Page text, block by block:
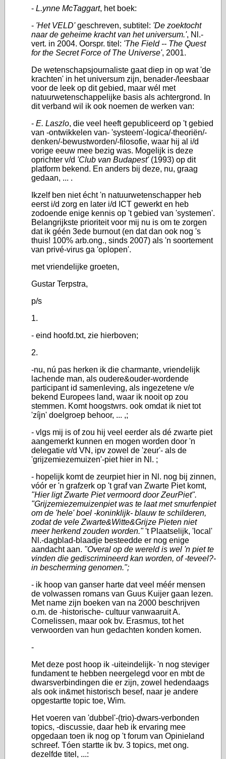
- L.ynne McTaggart, het boek:
- 'Het VELD'geschreven, subtitel: 'De zoektocht
naar de geheime kracht van het universum.', Nl.-
vert. in 2004. Oorspr. titel: 'The Field -- The Quest
for the Secret Force of The Universe', 2001.
De wetenschapsjournaliste gaat diep in op wat 'de
krachten' in het universum zijn, benader-/leesbaar
voor de leek op dit gebied, maar wél met
natuurwetenschappelijke basis als achtergrond. In
dit verband wil ik ook noemen de werken van:
- E. Laszlo, die veel heeft gepubliceerd op 't gebied
van -ontwikkelen van- 'systeem'-logica/-theoriën/-
denken/-bewustworden/-filosofie, waar hij al i/d
vorige eeuw mee bezig was. Mogelijk is deze
oprichter v/d 'Club van Budapest'(1993) op dit
platform bekend. En anders bij deze, nu, graag
gedaan, ... .
Ikzelf ben niet écht 'n natuurwetenschapper heb
eerst i/d zorg en later i/d ICT gewerkt en heb
zodoende enige kennis op 't gebied van 'systemen'.
Belangrijkste prioriteit voor mij nu is om te zorgen
dat ik géén 3ede burnout (en dat dan ook nog 's
thuis! 100% arb.ong., sinds 2007) als 'n soortement
van privé-virus ga 'oplopen'.
met vriendelijke groeten,
Gustar Terpstra,
p/s
1.
- eind hoofd.txt, zie hierboven;
2.
-nu, nú pas herken ik die charmante, vriendelijk
lachende man, als oudere&ouder-wordende
participant id samenleving, als ingezetene v/e
bekend Europees land, waar ik nooit op zou
stemmen. Komt hoogstwrs. ook omdat ik niet tot
'zíjn' doelgroep behoor, ... ,;
- vlgs mij is of zou hij veel eerder als dé zwarte piet
aangemerkt kunnen en mogen worden door 'n
delegatie v/d VN, ipv zowel de 'zeur'- als de
'grijzemiezemuizen'-piet hier in Nl. ;
- hopelijk komt de zeurpiet hier in Nl. nog bij zinnen,
vóór er 'n grafzerk op 't graf van Zwarte Piet komt,
"Hier ligt Zwarte Piet vermoord door ZeurPiet".
"Grijzemiezemuizenpiet was te laat met smurfenpiet
om de 'hele' boel -koninklijk- blauw te schilderen,
zodat de vele Zwarte&Witte&Grijze Pieten niet
meer herkend zouden worden."'t Plaatselijk, 'local'
Nl.-dagblad-blaadje besteedde er nog enige
aandacht aan. "Overal op de wereld is wel 'n piet te
vinden die gediscrimineerd kan worden, of -teveel?-
in bescherming genomen.";
- ik hoop van ganser harte dat veel méér mensen
de volwassen romans van Guus Kuijer gaan lezen.
Met name zijn boeken van na 2000 beschrijven
o.m. de -historische- cultuur vanwaaruit A.
Cornelissen, maar ook bv. Erasmus, tot het
verwoorden van hun gedachten konden komen.
-
Met deze post hoop ik -uiteindelijk- 'n nog steviger
fundament te hebben neergelegd voor en mbt de
dwarsverbindingen die er zijn, zowel hedendaags
als ook in&met historisch besef, naar je andere
opgestartte topic toe, Wim.
Het voeren van 'dubbel'-(trio)-dwars-verbonden
topics, -discussie, daar heb ik ervaring mee
opgedaan toen ik nog op 't forum van Opinieland
schreef. Tóen startte ik bv. 3 topics, met ong.
dezelfde titel, ...: